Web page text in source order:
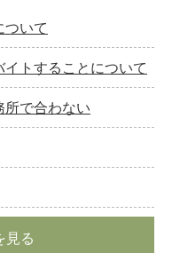
ついて
トすることについて
で合わない
見る